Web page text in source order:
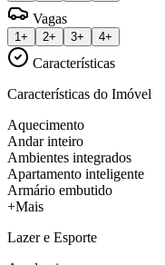
Vagas
1+ 2+ 3+ 4+
Características
Características do Imóvel
Aquecimento
Andar inteiro
Ambientes integrados
Apartamento inteligente
Armário embutido
+Mais
Lazer e Esporte